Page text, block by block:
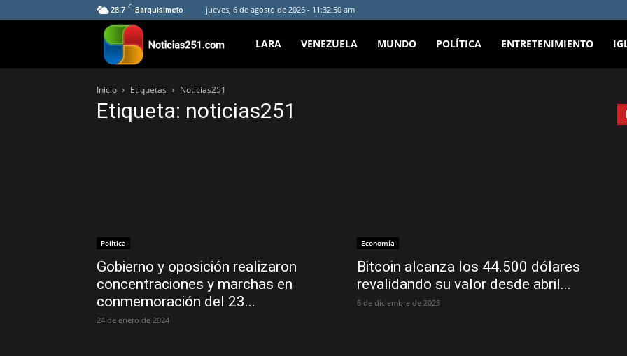
28.7 C Barquisimeto jueves, 6 de agosto de 2026 - 11:32:50 am
Noticias251
LARA VENEZUELA MUNDO POLÍTICA ENTRETENIMIENTO
Inicio Etiquetas Noticias251
Etiqueta: noticias251
Política
Gobierno y oposición realizaron
concentraciones y marchas en
conmemoración del 23...
24 de enero de 2024
Economía
Bitcoin alcanza los 44.500 dólares
revalidando su valor desde abril...
6 de diciembre de 2023